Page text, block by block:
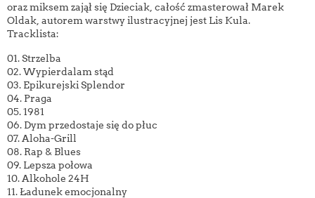
oraz miksem zajął się Dzieciak, całość zmasterował Marek
Oldak, autorem warstwy ilustracyjnej jest Lis Kula.
Tracklista:
01. Strzelba
02. Wypierdalam stąd
03. Epikurejski Splendor
04. Praga
05. 1981
06. Dym przedostaje się do płuc
07. Aloha-Grill
08. Rap & Blues
09. Lepsza połowa
10. Alkohole 24H
11. Ładunek emocjonalny